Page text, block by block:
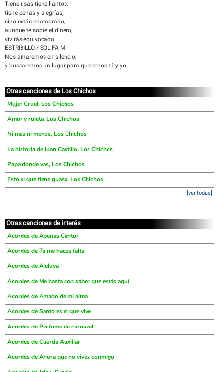
Tiene risas tiene llantos,
tiene penas y alegrías,
sino estás enamorado,
aunque te sobre el dinero,
vivirás equivocado.
ESTRIBILLO / SOL FA MI
Nos amaremos en silencio,
y buscaremos un lugar para querernos tú y yo.
Otras canciones de Los Chichos
Mujer Cruel, Los Chichos
Amor y ruleta, Los Chichos
Ni más ni menos, Los Chichos
La historia de Juan Castillo, Los Chichos
Papa donde vas, Los Chichos
Esto si que tiene guasa, Los Chichos
[ver todas]
Otras canciones de interés
Acordes de Apenas Cantor
Acordes de Tu me haces falta
Acordes de Aleluya
Acordes de Me basta con saber que estás aquí
Acordes de Amado de mi alma
Acordes de Santo es el que vive
Acordes de Perfume de carnaval
Acordes de Cuerda Auxiliar
Acordes de Ahora que no vives conmigo